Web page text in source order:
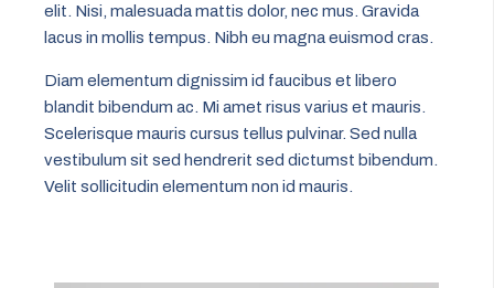
elit. Nisi, malesuada mattis dolor, nec mus. Gravida
lacus in mollis tempus. Nibh eu magna euismod cras.
Diam elementum dignissim id faucibus et libero
blandit bibendum ac. Mi amet risus varius et mauris.
Scelerisque mauris cursus tellus pulvinar. Sed nulla
vestibulum sit sed hendrerit sed dictumst bibendum.
Velit sollicitudin elementum non id mauris.